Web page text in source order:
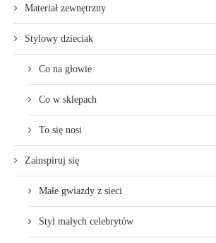
Materiał zewnętrzny
Stylowy dzieciak
Co na głowie
Co w sklepach
To się nosi
Zainspiruj się
Małe gwiazdy z sieci
Styl małych celebrytów